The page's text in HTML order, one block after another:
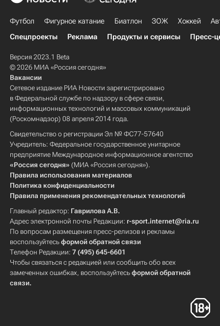
Футбол Фигурное катание Биатлон ЗОЖ Хоккей
Спецпроекты
Реклама Продукты и сервисы Пресс-
Версия 2023.1 Beta
© 2026 МИА «Россия сегодня»
Вакансии
Сетевое издание РИА Новости зарегистрировано
в Федеральной службе по надзору в сфере связи,
информационных технологий и массовых коммуникаций
(Роскомнадзор) 08 апреля 2014 года.
Свидетельство о регистрации Эл № ФС77-57640
Учредитель: Федеральное государственное унитарное
предприятие Международное информационное агентство
«Россия сегодня» (МИА «Россия сегодня»).
Правила использования материалов
Политика конфиденциальности
Правила применения рекомендательных технологий
Главный редактор: Гаврилова А.В.
Адрес электронной почты Редакции: r-sport.internet@ria.ru
По вопросам размещения пресс-релизов и рекламы
воспользуйтесьформой обратной связи
Телефон Редакции: 7 (495) 645-6601
Чтобы связаться с редакцией или сообщить обо всех
замеченных ошибках, воспользуйтесьформой обратной
связи.